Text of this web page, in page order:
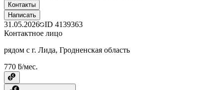
Контакты
Написать
31.05.2026 ID 4139363
Контактное лицо
рядом с г. Лида, Гродненская область
770 ƃ/мес.